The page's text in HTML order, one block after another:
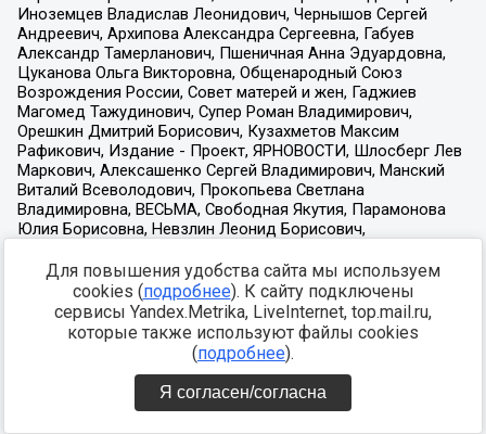
Для повышения удобства сайта мы используем
cookies (подробнее). К сайту подключены
сервисы Yandex.Metrika, LiveInternet, top.mail.ru,
которые также используют файлы cookies
(подробнее).
Я согласен/согласна